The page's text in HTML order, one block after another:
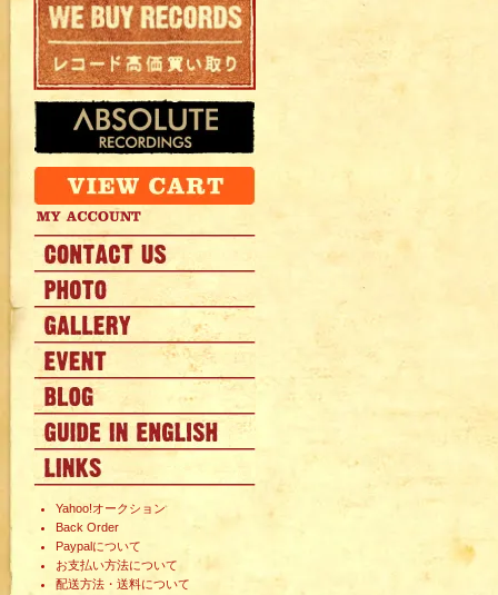
Yahoo!オークション
Back Order
Paypalについて
お支払い方法について
配送方法・送料について